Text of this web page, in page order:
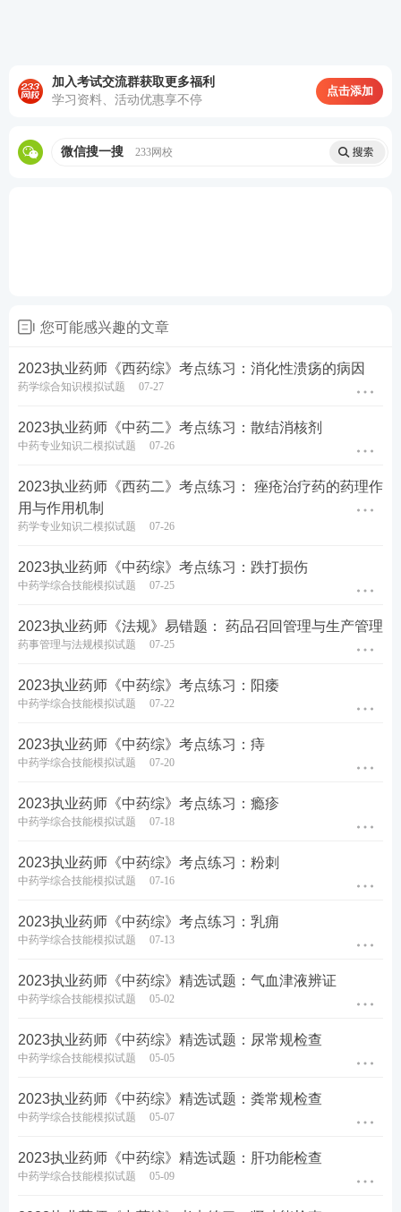
E. 肾阳虚型月经过少
执业药师课程推荐
1 至尊班：适合需要督学、自制力弱的考生，
小班管理+班主任督学+重学服务，
2 畅学班：适合零基础
老师答疑+送课程讲义+一次重学，了解>>
3 精品班：适合需强化巩固的考生，1年有效期
★推荐：加执业药师学霸君微信【ks233wx7】
享1v1报考答疑。扫码添加↓↓
加入考试交流群获取更多福利
学习资料、活动优惠享不停
点击添加
微信搜一搜 233网校
您可能感兴趣的文章
2023执业药师《西药综》考点练习：消化性溃疡的病因
药学综合知识模拟试题 07-27
2023执业药师《中药二》考点练习：散结消核剂
中药专业知识二模拟试题 07-26
2023执业药师《西药二》考点练习： 痤疮治疗药的药理作
用与作用机制
药学专业知识二模拟试题 07-26
2023执业药师《中药综》考点练习：跌打损伤
中药学综合技能模拟试题 07-25
2023执业药师《法规》易错题： 药品召回管理与生产管理
药事管理与法规模拟试题 07-25
2023执业药师《中药综》考点练习：阳痿
中药学综合技能模拟试题 07-22
2023执业药师《中药综》考点练习：痔
中药学综合技能模拟试题 07-20
2023执业药师《中药综》考点练习：瘾疹
中药学综合技能模拟试题 07-18
2023执业药师《中药综》考点练习：粉刺
中药学综合技能模拟试题 07-16
2023执业药师《中药综》考点练习：乳痈
中药学综合技能模拟试题 07-13
2023执业药师《中药综》精选试题：气血津液辨证
中药学综合技能模拟试题 05-02
2023执业药师《中药综》精选试题：尿常规检查
中药学综合技能模拟试题 05-05
2023执业药师《中药综》精选试题：粪常规检查
中药学综合技能模拟试题 05-07
2023执业药师《中药综》精选试题：肝功能检查
中药学综合技能模拟试题 05-09